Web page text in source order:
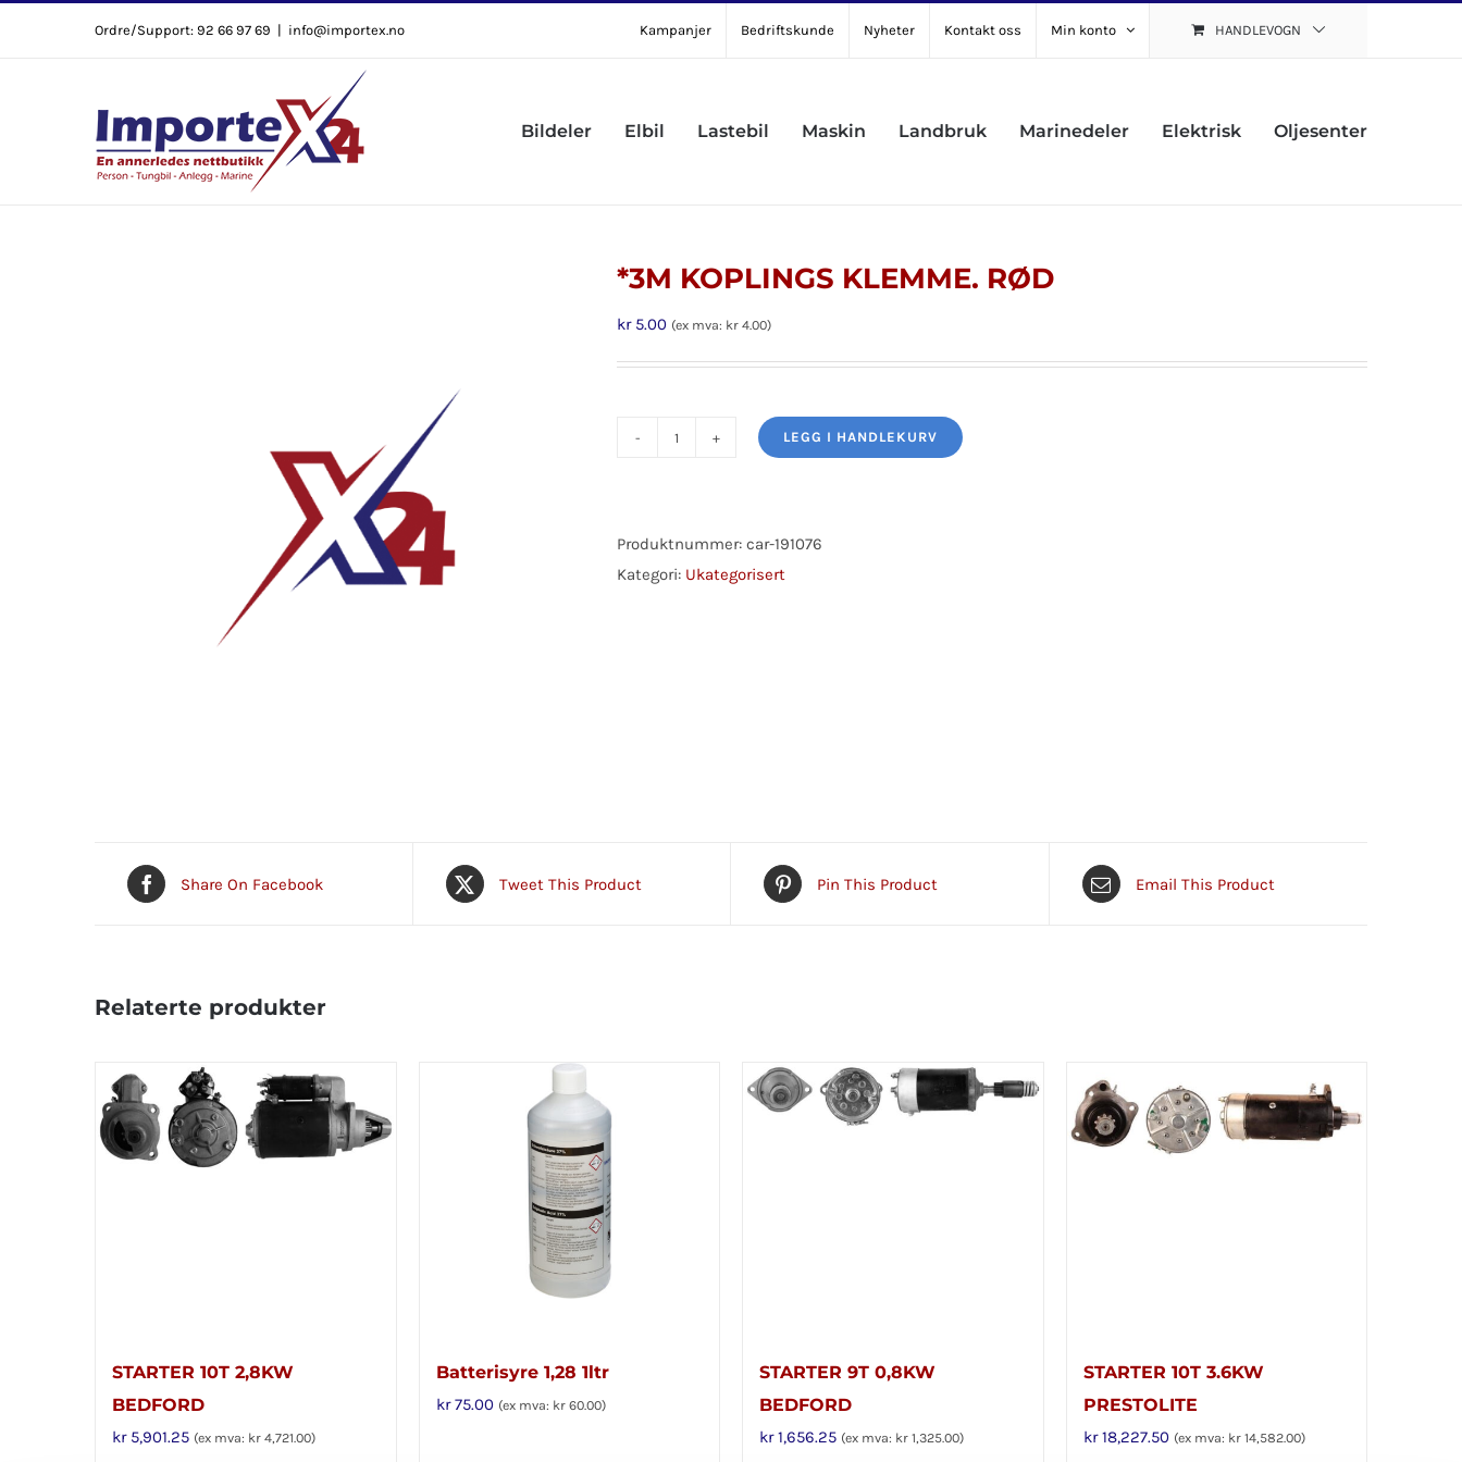
Ordre/Support: 92 66 97 69 | info@importex.no Kampanjer Bedriftskunde Nyheter Kontakt oss Min konto HANDLEVOGN
Bildeler Elbil Lastebil Maskin Landbruk Marinedeler Elektrisk Oljesenter
*3M KOPLINGS KLEMME. RØD
kr5.00 (ex mva: kr 4.00)
RØD
antall
LEGG I HANDLEKURV
Produktnummer: car-191076
Kategori: Ukategorisert
Share On Facebook Tweet This Product Pin This Product Email This Product
Relaterte produkter
STARTER 10T 2,8KW
BEDFORD
kr5,901.25 (ex mva: kr 4,721.00)
Batterisyre 1,28 1ltr
kr75.00 (ex mva: kr60.00)
STARTER 9T 0,8KW
BEDFORD
kr1,656.25 (ex mva: kr 1,325.00)
STARTER 10T 3.6KW
PRESTOLITE
kr18,227.50 (ex mva: kr14,582.00)